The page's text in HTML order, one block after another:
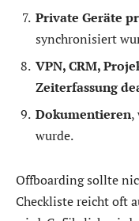
Private Geräte
synchronisiert
VPN, CRM,
Zeiterfassung
Dokumentieren,
wurde.
Offboarding sollte
Checkliste reicht oft